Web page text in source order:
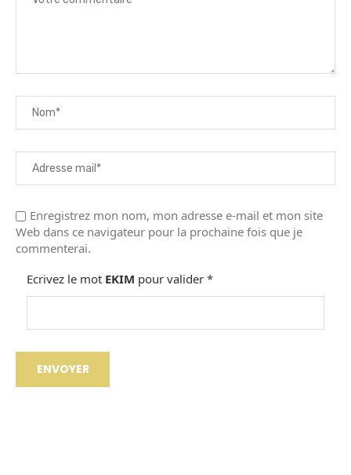
Enregistrez mon nom, mon adresse e-mail et mon site
Web dans ce navigateur pour la prochaine fois que je
commenterai.
Ecrivez le mot EKIM pour valider *